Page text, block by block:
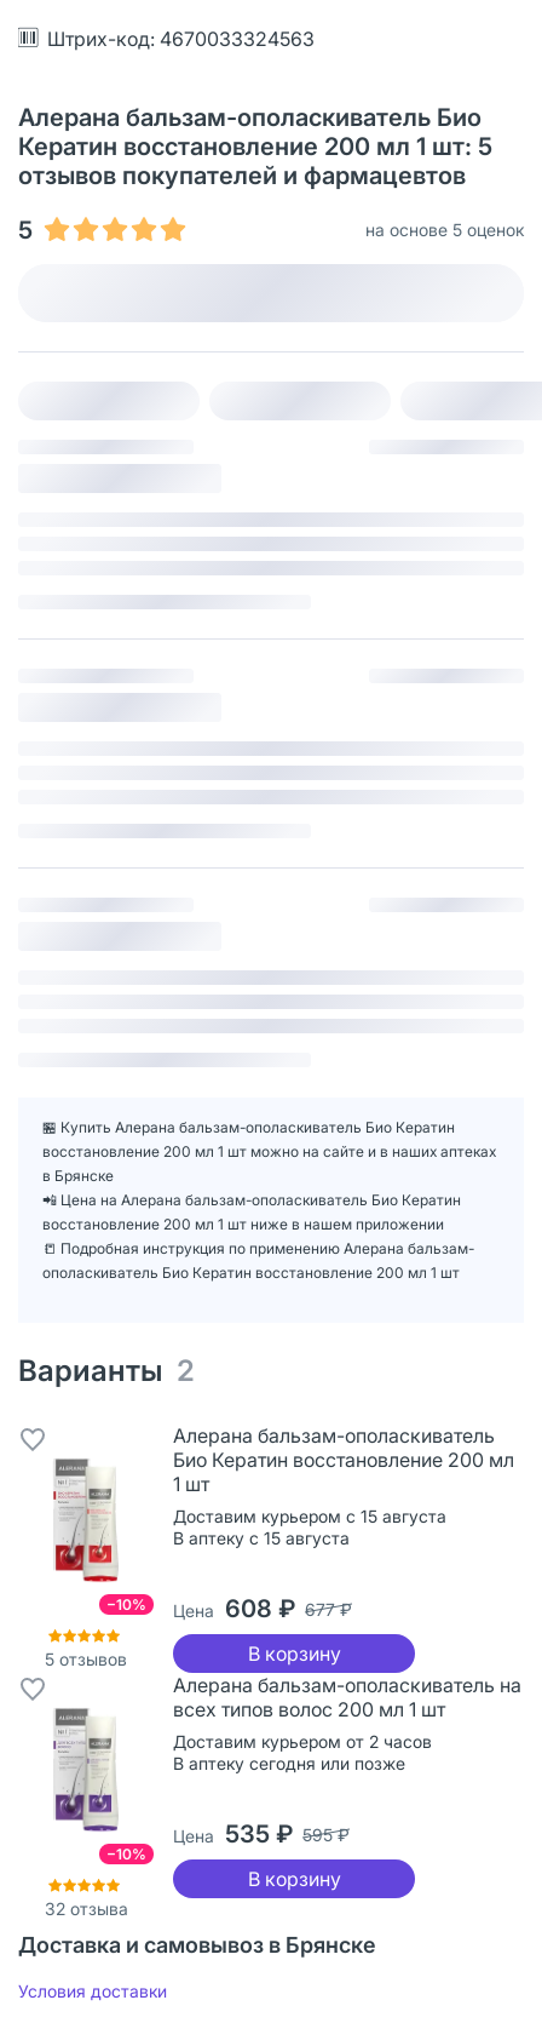
Штрих-код: 4670033324563
Алерана бальзам-ополаскиватель Био
Кератин восстановление 200 мл 1 шт: 5
отзывов покупателей и фармацевтов
5
на основе 5 оценок
🏪 Купить Алерана бальзам-ополаскиватель Био Кератин
восстановление 200 мл 1 шт можно на сайте и в наших аптеках
в Брянске
📲 Цена на Алерана бальзам-ополаскиватель Био Кератин
восстановление 200 мл 1 шт ниже в нашем приложении
📒 Подробная инструкция по применению Алерана бальзам-
ополаскиватель Био Кератин восстановление 200 мл 1 шт
Варианты 2
−10%
5 отзывов
Алерана бальзам-ополаскиватель
Био Кератин восстановление 200 мл
1 шт
Доставим курьером с 15 августа
В аптеку с 15 августа
Цена 608 ₽ 677 ₽
В корзину
−10%
32отзыва
Алерана бальзам-ополаскиватель на
всех типов волос 200 мл 1 шт
Доставим курьером от 2 часов
В аптеку сегодня или позже
Цена 535 ₽ 595 ₽
В корзину
Доставка и самовывоз в Брянске
Условия доставки